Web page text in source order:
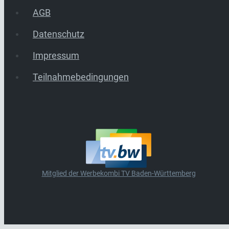
AGB
Datenschutz
Impressum
Teilnahmebedingungen
Mitglied der Werbekombi TV Baden-Württemberg